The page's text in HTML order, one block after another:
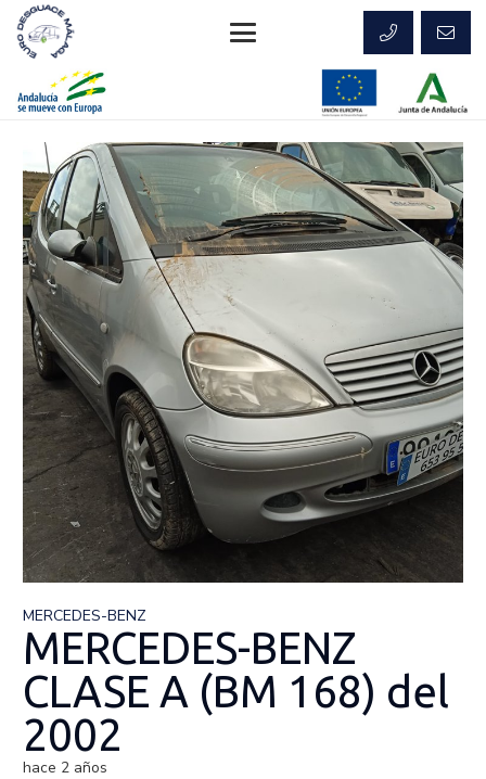
MERCEDES-BENZ
MERCEDES-BENZ
CLASE A (BM 168) del
2002
hace 2 años